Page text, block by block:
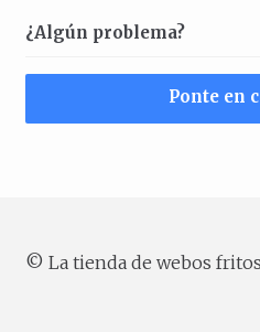
¿Algún problema?
Ponte en
© La tienda de webos